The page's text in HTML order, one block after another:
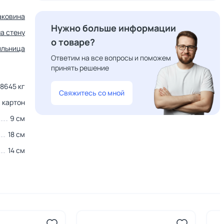
стену
кг
картон
9 см
18 см
14 см
Нужно больше информации
о товаре?
Ответим на все вопросы и поможем
принять решение
Свяжитесь со мной